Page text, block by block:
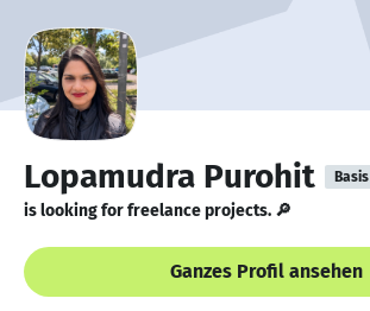
Lopamudra Purohit Basis
is looking for freelance projects. 🔎
Ganzes Profil ansehen